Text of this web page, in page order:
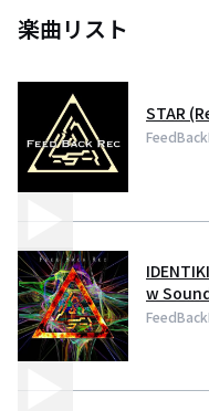
楽曲リスト
STAR
w